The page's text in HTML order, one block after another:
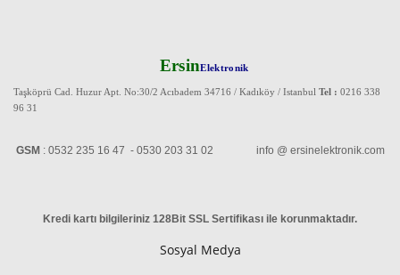
ErsinElektronik
Taşköprü Cad. Huzur Apt. No:30/2 Acıbadem 34716 / Kadıköy / Istanbul Tel : 0216 338
96 31
GSM : 0532 235 16 47 - 0530 203 31 02 info @ ersinelektronik.com
Kredi kartı bilgileriniz 128Bit SSL Sertifikası ile korunmaktadır.
Sosyal Medya